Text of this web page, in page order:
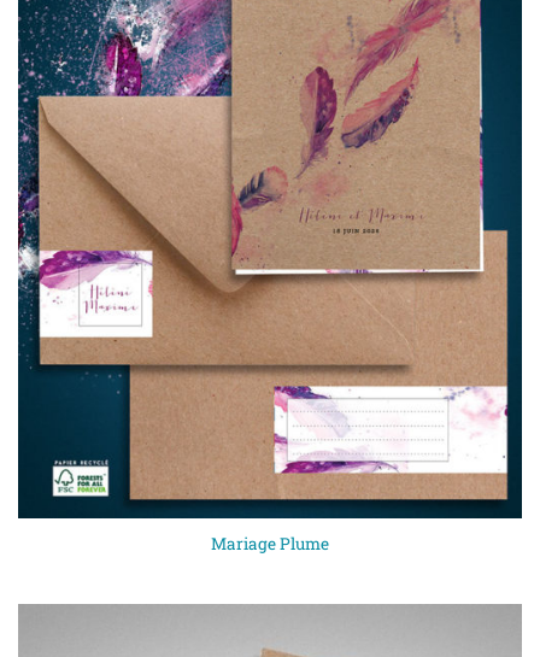
Mariage Plume